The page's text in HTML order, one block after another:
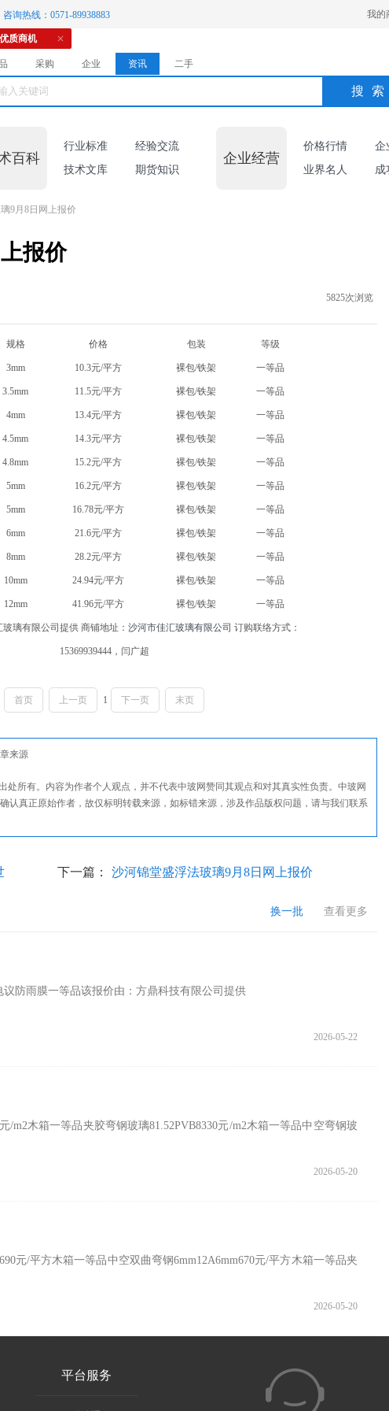
咨询热线：0571-89938883
质商机
我的
采购 企业 资讯 二手
搜索
百科
行业标准
经验交流
技术文库
期货知识
企业经营
价格行情
企
业界名人
成
9月8日网上报价
报价
5825次浏览
规格 价格 包装 等级
3mm 10.3元/平方 裸包/铁架 一等品
3.5mm 11.5元/平方 裸包/铁架 一等品
4mm 13.4元/平方 裸包/铁架 一等品
4.5mm 14.3元/平方 裸包/铁架 一等品
4.8mm 15.2元/平方 裸包/铁架 一等品
5mm 16.2元/平方 裸包/铁架 一等品
5mm 16.78元/平方 裸包/铁架 一等品
6mm 21.6元/平方 裸包/铁架 一等品
8mm 28.2元/平方 裸包/铁架 一等品
10mm 24.94元/平方 裸包/铁架 一等品
12mm 41.96元/平方 裸包/铁架 一等品
璃有限公司提供 商铺地址： 沙河市佳汇玻璃有限公司 订购联络方式：
15369939444，闫广超
首页 上一页 1 下一页 末页
来源
处所有。内容为作者个人观点，并不代表中玻网赞同其观点和对其真实性负责。中玻网
认真正原始作者，故仅标明转载来源，如标错来源，涉及作品版权问题，请与我们联系
下一篇： 沙河锦堂盛浮法玻璃9月8日网上报价
查看更多
换一批
防雨膜一等品该报价由：方鼎科技有限公司提供
2026-05-22
/m2木箱一等品夹胶弯钢玻璃81.52PVB8330元/m2木箱一等品中空弯钢玻
2026-05-20
元/平方木箱一等品中空双曲弯钢6mm12A6mm670元/平方木箱一等品夹
2026-05-20
平台服务